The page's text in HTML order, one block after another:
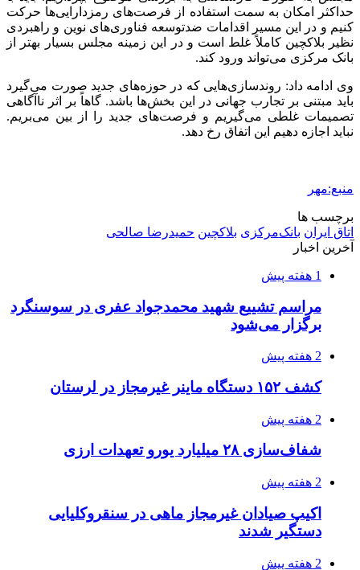
اکیپ صیادان غیرمجاز ماهی در سنقروکلیایی
دستگیر شدند
2 هفته پیش
ماجرای پیشگویی صریح پیامبر(ع) درباره شهادت
عمار یاسر و عاقبت قاتلان او
برای مراسم اربعین
2 هفته پیش
صفحه اول روزنامه‌های کرمانشاه چهارشنبه سی و
یکم تیر ماه
2 هفته پیش
در سیستان و بلوچستان
3 هفته پیش
زلزله ۵.۷ ریشتری بار دیگر حوالی کوزران
کرمانشاه را لرزاند
انفجارهای شدید پایتخت اوکراین را به لرزه درآورد
3 هفته پیش
خرید ابزار آلات دستی و صنعتی زیر قیمت بازار؛